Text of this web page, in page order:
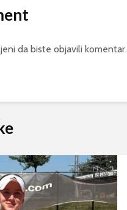
da biste objavili komentar.